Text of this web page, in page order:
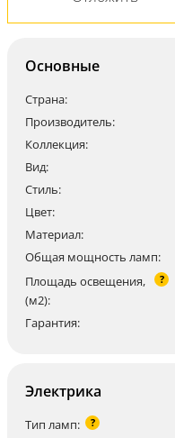
Основные
Страна:
Производитель:
Коллекция:
Вид:
Стиль:
Цвет:
Материал:
Общая мощность ламп:
Площадь освещения,
(м2):
?
Гарантия:
Электрика
Тип ламп: ?